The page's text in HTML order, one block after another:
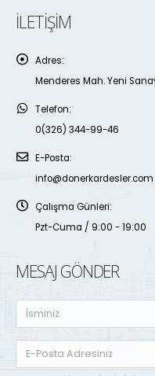
İLETIŞIM
Adres:
Menderes Mah. Yeni
Telefon:
0(326) 344-99-46
E-Posta:
info@donerkardesler.com
Çalışma Günleri:
Pzt-Cuma / 9:00 - 19:00
MESAJ GÖNDER